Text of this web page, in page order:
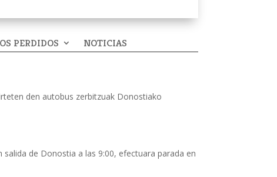
PERDIDOS NOTICIAS
den autobus zerbitzuak Donostiako
de Donostia a las 9:00, efectuara parada en